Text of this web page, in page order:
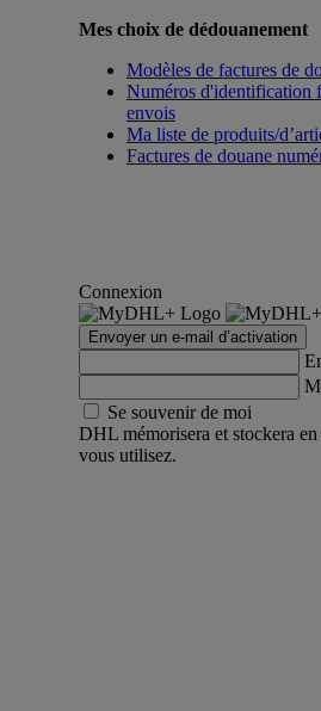
Mes choix de dédouanement
Modèles de factures de
Numéros d'identification
envois
Ma liste de produits/
Factures de douane
Connexion
Envoyer un e-mail d’activation
Se souvenir de moi
DHL mémorisera et stockera
vous utilisez.